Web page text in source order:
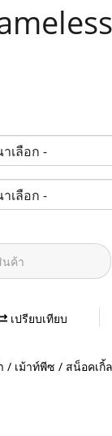
นค้า
เปรียบเทียบ
/ เม้าท์พีซ / สน็อคเกิ้